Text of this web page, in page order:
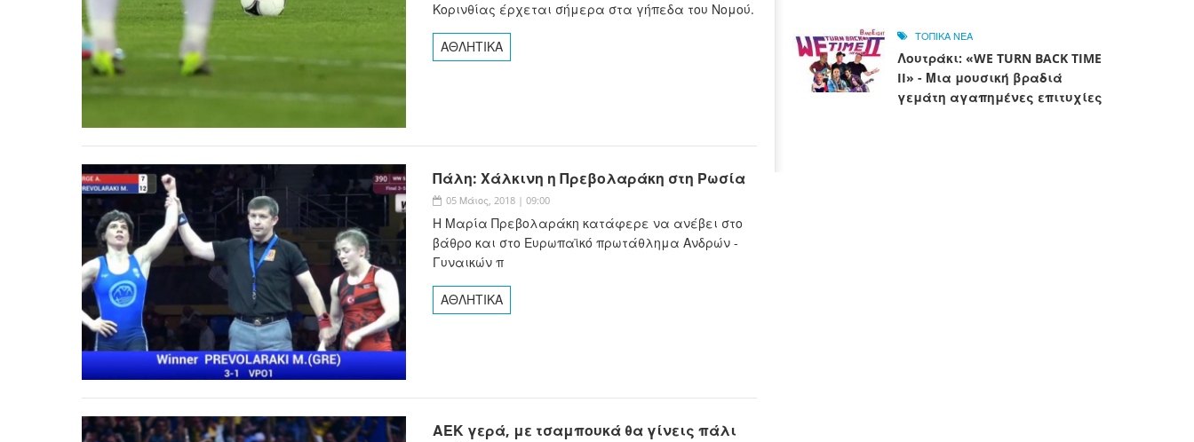
Κορινθίας έρχεται σήμερα στα γήπεδα του Νομού.
ΑΘΛΗΤΙΚΑ
Πάλη: Χάλκινη η Πρεβολαράκη στη Ρωσία
05 Μάιος, 2018 | 09:00
Η Μαρία Πρεβολαράκη κατάφερε να ανέβει στο
βάθρο και στο Ευρωπαϊκό πρωτάθλημα Ανδρών -
Γυναικών π
ΑΘΛΗΤΙΚΑ
ΑΕΚ γερά, με τσαμπουκά θα γίνεις πάλι
ΤΟΠΙΚΑ ΝΕΑ
Λουτράκι: «WE TURN BACK TIME
II» - Μια μουσική βραδιά
γεμάτη αγαπημένες επιτυχίες